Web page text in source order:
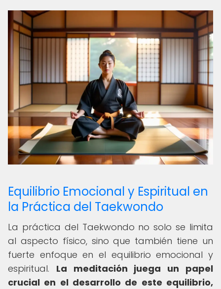
Equilibrio Emocional y Espiritual en
la Práctica del Taekwondo
La práctica del Taekwondo no solo se limita
al aspecto físico, sino que también tiene un
fuerte enfoque en el equilibrio emocional y
espiritual. La meditación juega un papel
crucial en el desarrollo de este equilibrio,